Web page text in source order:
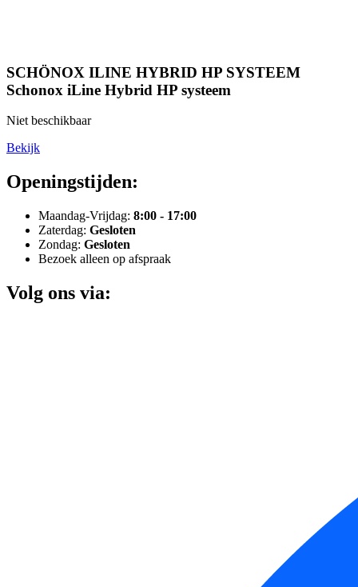
SCHÖNOX ILINE HYBRID HP SYSTEEM
Schonox iLine Hybrid HP systeem
Niet beschikbaar
Bekijk
Openingstijden:
Maandag-Vrijdag: 8:00 - 17:00
Zaterdag: Gesloten
Zondag: Gesloten
Bezoek alleen op afspraak
Volg ons via: